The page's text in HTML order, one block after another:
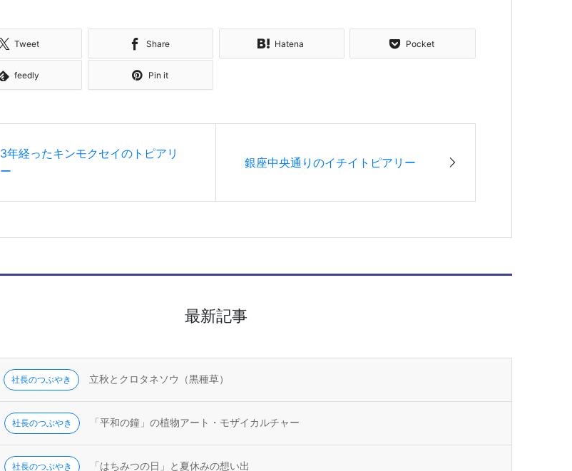
Tweet Share Hatena Pocket
feedly Pin it
3年経ったキンモクセイのトピアリ
ー
銀座中央通りのイチイトピアリー
最新記事
社長のつぶやき 立秋とクロタネソウ（黒種草）
社長のつぶやき 「平和の鐘」の植物アート・モザイカルチャー
社長のつぶやき 「はちみつの日」と夏休みの想い出